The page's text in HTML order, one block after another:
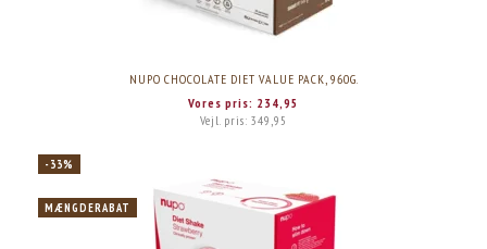
NUPO CHOCOLATE DIET VALUE PACK, 960G.
Vores pris: 234,95
Vejl. pris: 349,95
-33%
MÆNGDERABAT